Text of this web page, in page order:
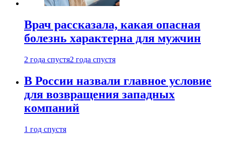
Врач рассказала, какая опасная
болезнь характерна для мужчин
2 года спустя2 года спустя
В России назвали главное условие
для возвращения западных
компаний
1 год спустя